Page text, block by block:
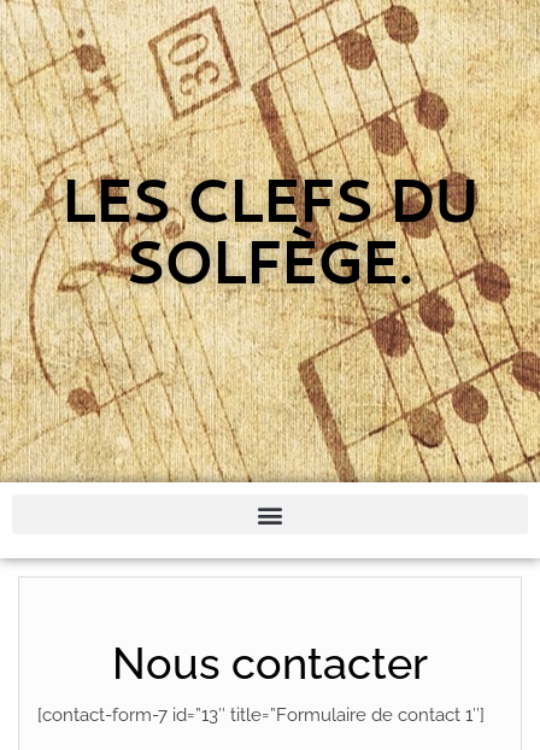
LES CLEFS DU
SOLFÈGE.
Nous contacter
[contact-form-7 id=”13″ title=”Formulaire de contact 1″]